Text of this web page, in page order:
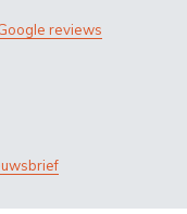
reviews